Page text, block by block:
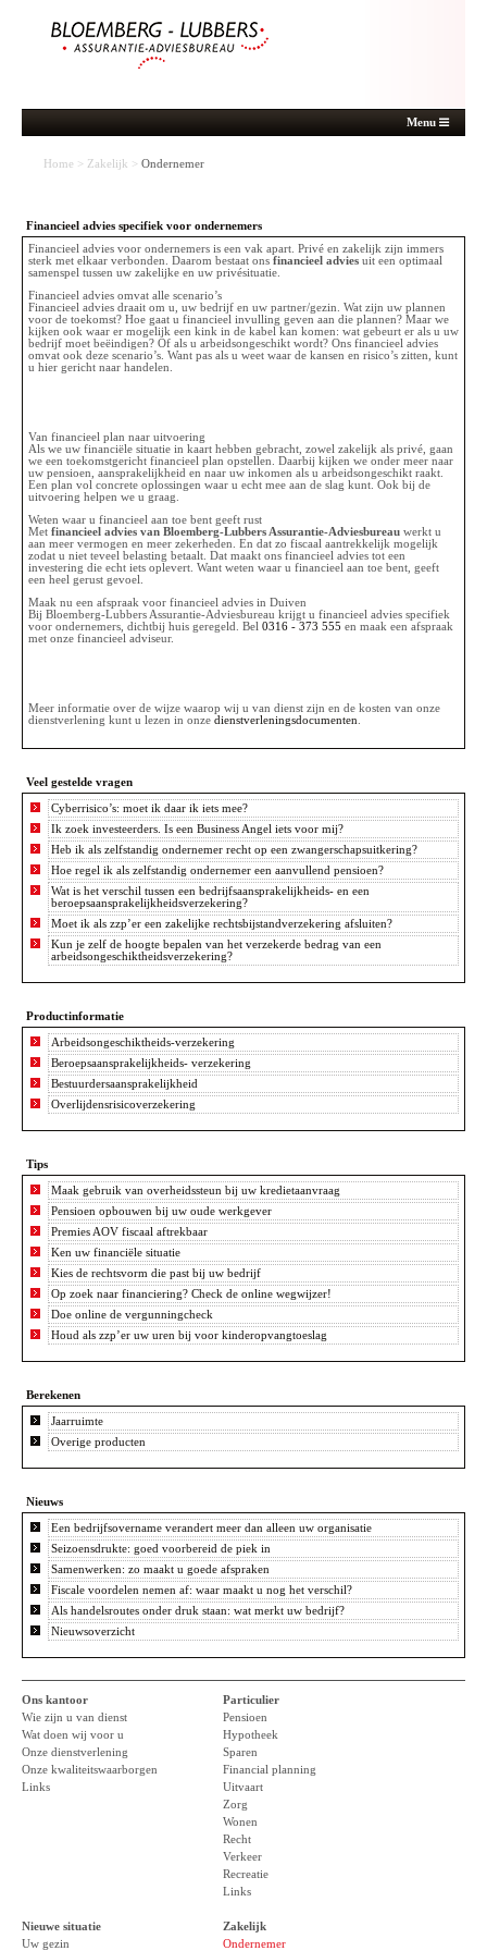
Menu
Home > Zakelijk > Ondernemer
Financieel advies specifiek voor ondernemers
Financieel advies voor ondernemers is een vak apart. Privé en zakelijk zijn immers
sterk met elkaar verbonden. Daarom bestaat ons financieel advies uit een optimaal
samenspel tussen uw zakelijke en uw privésituatie.
Financieel advies omvat alle scenario’s
Financieel advies draait om u, uw bedrijf en uw partner/gezin. Wat zijn uw plannen
voor de toekomst? Hoe gaat u financieel invulling geven aan die plannen? Maar we
kijken ook waar er mogelijk een kink in de kabel kan komen: wat gebeurt er als u uw
bedrijf moet beëindigen? Of als u arbeidsongeschikt wordt? Ons financieel advies
omvat ook deze scenario’s. Want pas als u weet waar de kansen en risico’s zitten, kunt
u hier gericht naar handelen.
Van financieel plan naar uitvoering
Als we uw financiële situatie in kaart hebben gebracht, zowel zakelijk als privé, gaan
we een toekomstgericht financieel plan opstellen. Daarbij kijken we onder meer naar
uw pensioen, aansprakelijkheid en naar uw inkomen als u arbeidsongeschikt raakt.
Een plan vol concrete oplossingen waar u echt mee aan de slag kunt. Ook bij de
uitvoering helpen we u graag.
Weten waar u financieel aan toe bent geeft rust
Met financieel advies van Bloemberg-Lubbers Assurantie-Adviesbureau werkt u
aan meer vermogen en meer zekerheden. En dat zo fiscaal aantrekkelijk mogelijk
zodat u niet teveel belasting betaalt. Dat maakt ons financieel advies tot een
investering die echt iets oplevert. Want weten waar u financieel aan toe bent, geeft
een heel gerust gevoel.
Maak nu een afspraak voor financieel advies in Duiven
Bij Bloemberg-Lubbers Assurantie-Adviesbureau krijgt u financieel advies specifiek
voor ondernemers, dichtbij huis geregeld. Bel 0316 - 373 555 en maak een afspraak
met onze financieel adviseur.
Meer informatie over de wijze waarop wij u van dienst zijn en de kosten van onze
dienstverlening kunt u lezen in onze dienstverleningsdocumenten
Veel gestelde vragen
Cyberrisico’s: moet ik daar ik iets mee?
Ik zoek investeerders. Is een Business Angel iets voor mij?
Heb ik als zelfstandig ondernemer recht op een zwangerschapsuitkering?
Hoe regel ik als zelfstandig ondernemer een aanvullend pensioen?
Wat is het verschil tussen een bedrijfsaansprakelijkheids- en een
beroepsaansprakelijkheidsverzekering?
Moet ik als zzp’er een zakelijke rechtsbijstandverzekering afsluiten?
Kun je zelf de hoogte bepalen van het verzekerde bedrag van een
arbeidsongeschiktheidsverzekering?
Productinformatie
Arbeidsongeschiktheids-verzekering
Beroepsaansprakelijkheids- verzekering
Bestuurdersaansprakelijkheid
Overlijdensrisicoverzekering
Tips
Maak gebruik van overheidssteun bij uw kredietaanvraag
Pensioen opbouwen bij uw oude werkgever
Premies AOV fiscaal aftrekbaar
Ken uw financiële situatie
Kies de rechtsvorm die past bij uw bedrijf
Op zoek naar financiering? Check de online wegwijzer!
Doe online de vergunningcheck
Houd als zzp’er uw uren bij voor kinderopvangtoeslag
Berekenen
Jaarruimte
Overige producten
Nieuws
Een bedrijfsovername verandert meer dan alleen uw organisatie
Seizoensdrukte: goed voorbereid de piek in
Samenwerken: zo maakt u goede afspraken
Fiscale voordelen nemen af: waar maakt u nog het verschil?
Als handelsroutes onder druk staan: wat merkt uw bedrijf?
Nieuwsoverzicht
Ons kantoor
Wie zijn u van dienst
Wat doen wij voor u
Onze dienstverlening
Onze kwaliteitswaarborgen
Links
Particulier
Pensioen
Hypotheek
Sparen
Financial planning
Uitvaart
Zorg
Wonen
Recht
Verkeer
Recreatie
Links
Nieuwe situatie
Uw gezin
Zakelijk
Ondernemer